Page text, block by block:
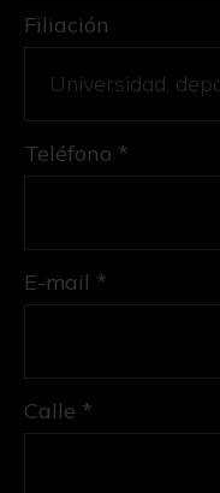
Filiación
Teléfono *
E-mail *
Calle *